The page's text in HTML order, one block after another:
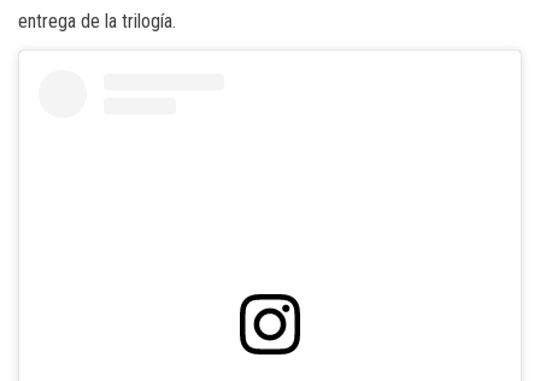
entrega de la trilogía.